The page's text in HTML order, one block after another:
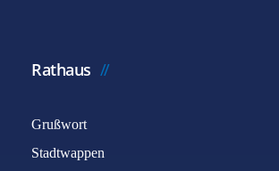
Rathaus
Grußwort
Stadtwappen